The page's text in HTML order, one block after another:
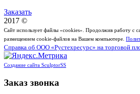
Заказать
2017 ©
Сайт использует файлы «cookies». Продолжив работу с
размещением cookie-файлов на Вашем компьютере.
Справка об ООО «Рустехресурс» на торговой
Создание сайта SculptorSS
Заказ звонка